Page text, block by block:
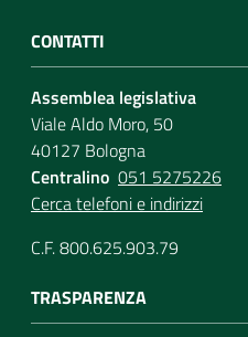
CONTATTI
Assemblea legislativa
Viale Aldo Moro, 50
40127 Bologna
Centralino 051 5275226
Cerca telefoni e indirizzi
C.F. 800.625.903.79
TRASPARENZA